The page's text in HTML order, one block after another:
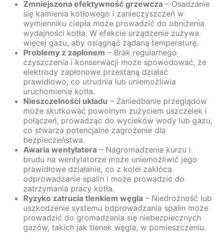
Zmniejszona efektywność grzewcza – Osadzanie
się kamienia kotłowego i zanieczyszczeń w
wymienniku ciepła może prowadzić do obniżenia
wydajności kotła. W efekcie urządzenie zużywa
więcej gazu, aby osiągnąć żądaną temperaturę.
Problemy z zapłonem – Brak regularnego
czyszczenia i konserwacji może spowodować, że
elektrody zapłonowe przestaną działać
prawidłowo, co utrudnia lub uniemożliwia
uruchomienie kotła.
Nieszczelności układu – Zaniedbanie przeglądów
może skutkować powolnym zużyciem uszczelek i
połączeń, prowadząc do wycieków wody lub gazu,
co stwarza potencjalne zagrożenie dla
bezpieczeństwa.
Awaria wentylatora – Nagromadzenie kurzu i
brudu na wentylatorze może uniemożliwić jego
prawidłowe działanie, co z kolei zakłóca
odprowadzanie spalin i może prowadzić do
zatrzymania pracy kotła.
Ryzyko zatrucia tlenkiem węgla – Niedrożność lub
uszkodzenie systemu odprowadzania spalin może
prowadzić do gromadzenia się niebezpiecznych
gazów, takich jak tlenek węgla, w pomieszczeniu.